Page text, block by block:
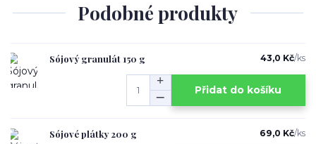
Podobné produkty
Sójový granulát 150 g 43,0 Kč/ks
Přidat do košíku
Sójové plátky 200 g 69,0 Kč/ks